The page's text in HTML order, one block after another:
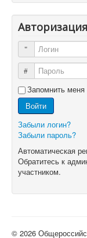
Авторизация
Логин
Пароль
Запомнить меня
Войти
Забыли логин?
Забыли пароль?
Автоматическая
Обратитесь к
участником.
© 2026